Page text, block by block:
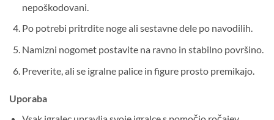
nepoškodovani.
Po potrebi pritrdite noge ali sestavne dele po navodilih.
Namizni nogomet postavite na ravno in stabilno površino.
Preverite, ali se igralne palice in figure prosto premikajo.
Uporaba